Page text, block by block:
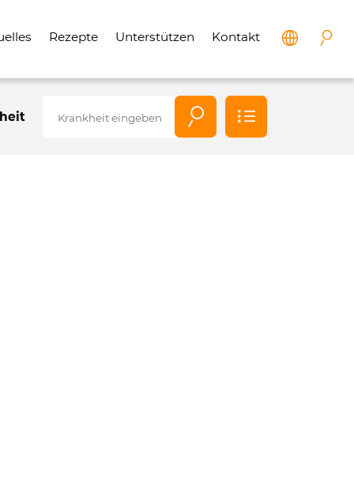
Rezepte Unterstützen Kontakt
Alle
Krankheiten